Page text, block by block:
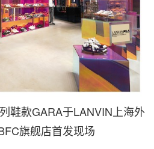
鞋款GARA于LANVIN上海外
旗舰店首发现场